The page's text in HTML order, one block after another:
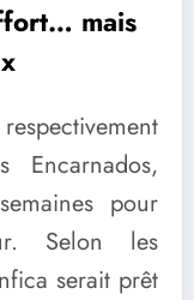
mais
Encarnados,
pour
Selon les
serait prêt